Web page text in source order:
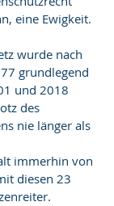
eine Ewigkeit.
wurde nach
grundlegend
und 2018
des
nie länger als
immerhin von
diesen 23